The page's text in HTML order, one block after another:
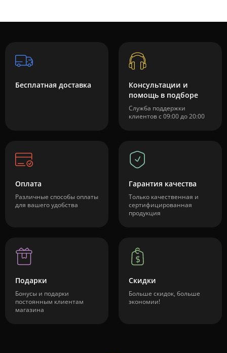
Бесплатная доставка
Консультации и
помощь в подборе
Служба поддержки
клиентов с 09:00 до 20:00
Оплата
Различные способы оплаты
для вашего удобства
Гарантия качества
Только качественная и
сертифицированная
продукция
Подарки
Бонусы и подарки
постоянным клиентам
магазина
Скидки
Больше скидок, больше
экономии!